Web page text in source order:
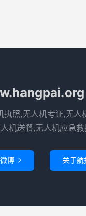
照,无人机考证,无
机送餐,无人机应急
博  关于航